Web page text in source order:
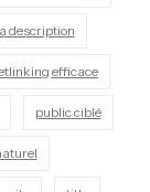
description
efficace
public ciblé